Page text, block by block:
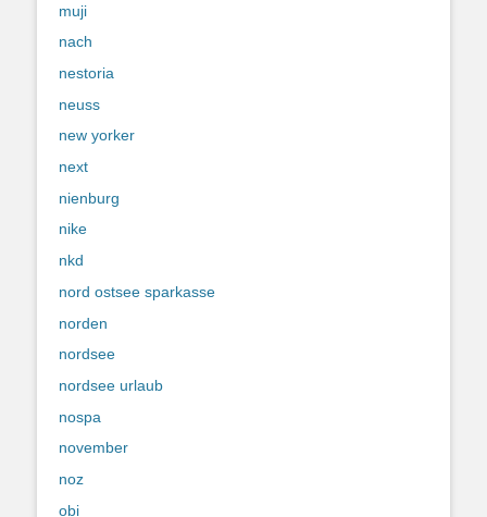
muji
nach
nestoria
neuss
new yorker
next
nienburg
nike
nkd
nord ostsee sparkasse
norden
nordsee
nordsee urlaub
nospa
november
noz
obi